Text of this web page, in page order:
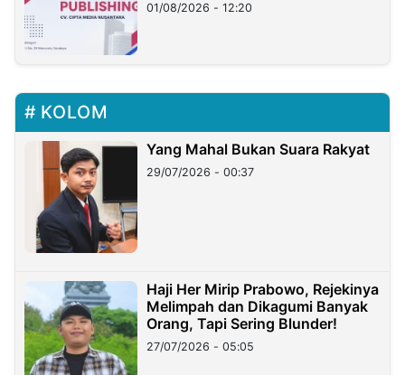
01/08/2026 - 12:20
KOLOM
Yang Mahal Bukan Suara Rakyat
29/07/2026 - 00:37
Haji Her Mirip Prabowo, Rejekinya
Melimpah dan Dikagumi Banyak
Orang, Tapi Sering Blunder!
27/07/2026 - 05:05